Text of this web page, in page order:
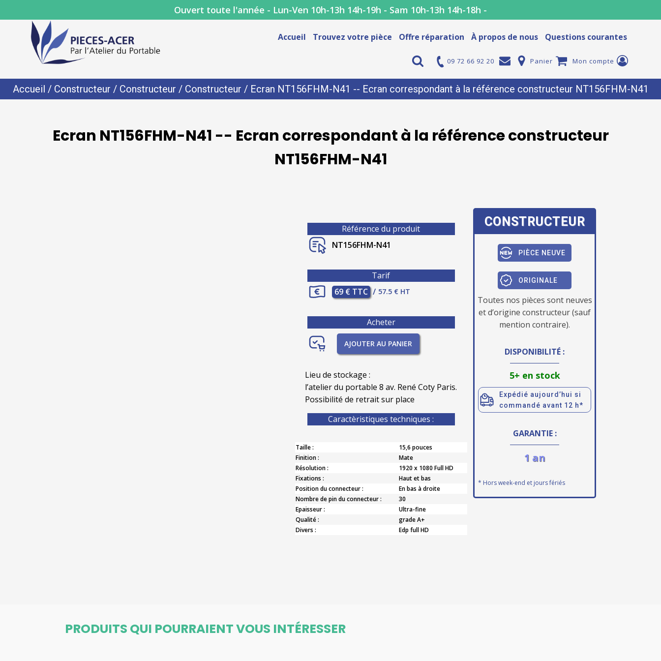
Ouvert toute l'année - Lun-Ven 10h-13h 14h-19h - Sam 10h-13h 14h-18h -
Accueil Trouvez votre pièce Offre réparation À propos de nous Questions courantes
09 72 66 92 20 Panier Mon compte
Accueil / Constructeur / Constructeur / Constructeur / Ecran NT156FHM-N41 -- Ecran correspondant à la référence constructeur NT156FHM-N41
Ecran NT156FHM-N41 -- Ecran correspondant à la référence constructeur
NT156FHM-N41
Référence du produit
NT156FHM-N41
Tarif
69 € TTC / 57.5 € HT
Acheter
AJOUTER AU PANIER
Lieu de stockage :
l’atelier du portable 8 av. René Coty Paris.
Possibilité de retrait sur place
Caractèristiques techniques :
Taille :
15,6 pouces
Finition :
Mate
Résolution :
1920 x 1080 Full HD
Fixations :
Haut et bas
Position du connecteur :
En bas à droite
Nombre de pin du connecteur :
30
Epaisseur :
Ultra-fine
Qualité :
grade A+
Divers :
Edp full HD
CONSTRUCTEUR
PIÈCE NEUVE
ORIGINALE
Toutes nos pièces sont neuves
et d’origine constructeur (sauf
mention contraire).
DISPONIBILITÉ :
5+ en stock
Expédié aujourd’hui si
commandé avant 12 h*
GARANTIE :
1 an
* Hors week-end et jours fériés
PRODUITS QUI POURRAIENT VOUS INTÉRESSER